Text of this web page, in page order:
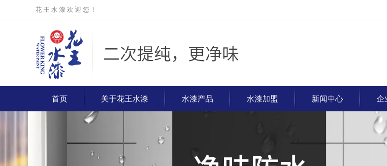
花 王 水 漆 欢 迎 您 ！
首页 关于花王水漆 水漆产品 水漆加盟 新闻中心 企